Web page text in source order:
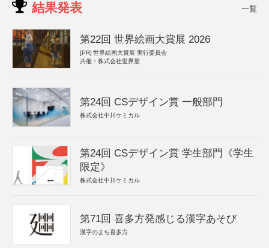
結果発表 一覧
第22回 世界絵画大賞展 2026
[PR] 世界絵画大賞展 実行委員会
共催：株式会社世界堂
第24回 CSデザイン賞 一般部門
株式会社中川ケミカル
第24回 CSデザイン賞 学生部門《学生
限定》
株式会社中川ケミカル
第71回 喜多方発感じる漢字あそび
漢字のまち喜多方